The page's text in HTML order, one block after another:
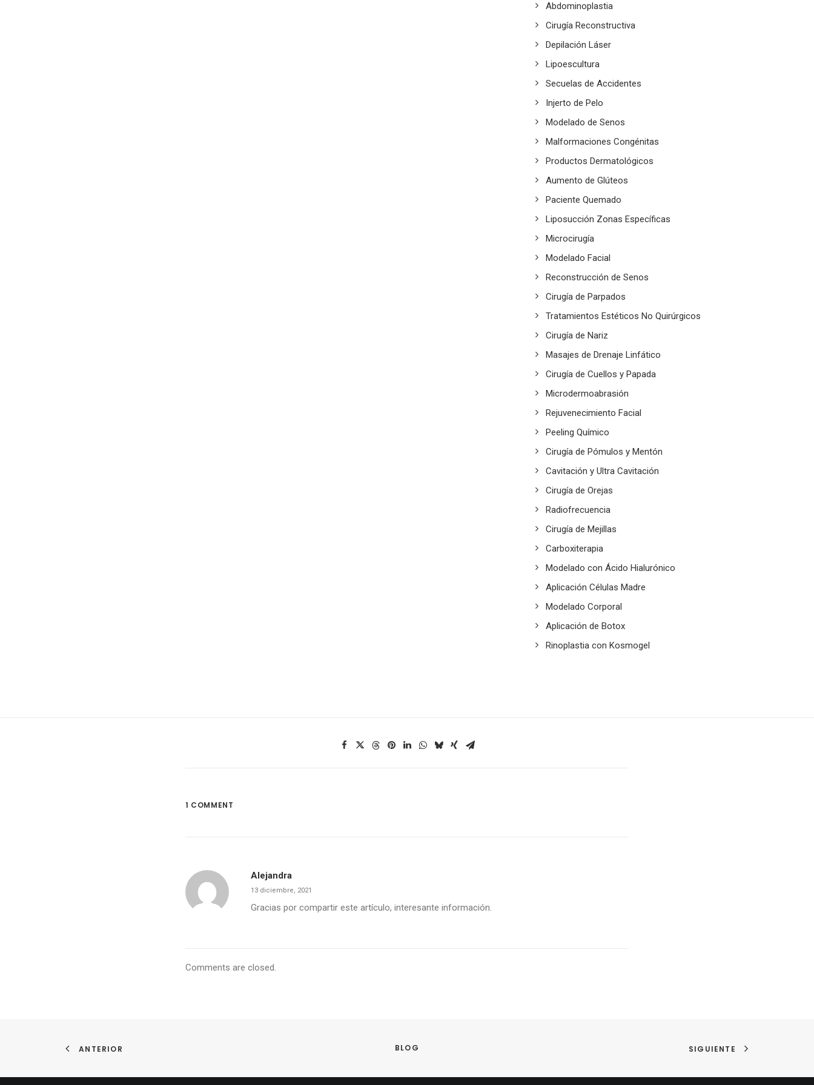
Abdominoplastia
Cirugía Reconstructiva
Depilación Láser
Lipoescultura
Secuelas de Accidentes
Injerto de Pelo
Modelado de Senos
Malformaciones Congénitas
Productos Dermatológicos
Aumento de Glúteos
Paciente Quemado
Liposucción Zonas Específicas
Microcirugía
Modelado Facial
Reconstrucción de Senos
Cirugía de Parpados
Tratamientos Estéticos No Quirúrgicos
Cirugía de Nariz
Masajes de Drenaje Linfático
Cirugía de Cuellos y Papada
Microdermoabrasión
Rejuvenecimiento Facial
Peeling Químico
Cirugía de Pómulos y Mentón
Cavitación y Ultra Cavitación
Cirugía de Orejas
Radiofrecuencia
Cirugía de Mejillas
Carboxiterapia
Modelado con Ácido Hialurónico
Aplicación Células Madre
Modelado Corporal
Aplicación de Botox
Rinoplastia con Kosmogel
1 COMMENT
Alejandra
13 diciembre, 2021
Gracias por compartir este artículo, interesante información.
Comments are closed.
ANTERIOR BLOG SIGUIENTE